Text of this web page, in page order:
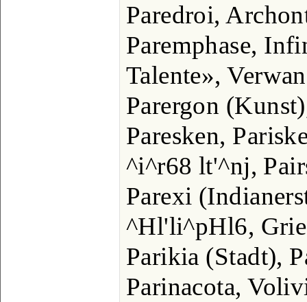
Paredroi,
Paremphase,
Talente»,
Parergon
Paresken,
^i^r68 lt'^nj,
Parexi
^Hl'li^pHl6,
Parikia (Stadt),
Parinacota,